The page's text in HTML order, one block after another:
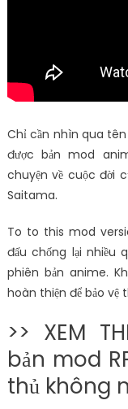
Chỉ cần nhìn qua
được bản mod
chuyện về cuộc đời
Saitama.
To to this mod
đấu chống lại nhiều
phiên bản anime.
hoàn thiện để bảo
>> XEM
bản mod
thủ không